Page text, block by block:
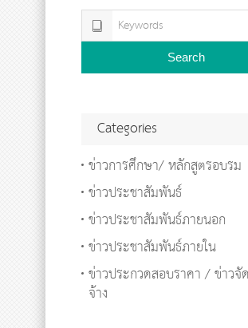
Search
Categories
ข่าวการศึกษา/ หลักสูตรอบรม
ข่าวประชาสัมพันธ์
ข่าวประชาสัมพันธ์ภายนอก
ข่าวประชาสัมพันธ์ภายใน
ข่าวประกวดสอบราคา / ข่าวจั
จ้าง